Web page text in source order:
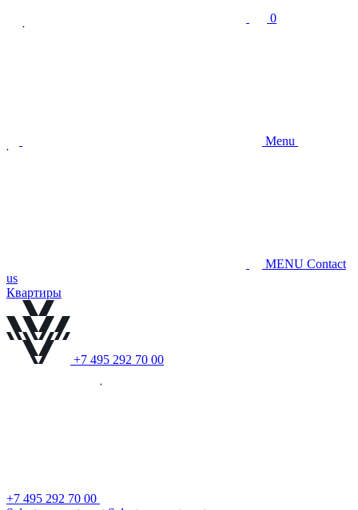
0
Menu
MENU Contact
us
Квартиры
+7 495 292 70 00
+7 495 292 70 00